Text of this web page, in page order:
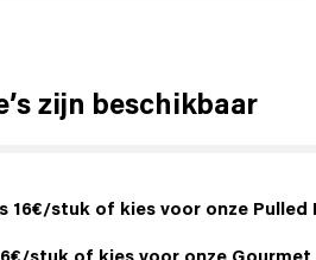
zijn beschikbaar
16€/stuk of kies voor onze